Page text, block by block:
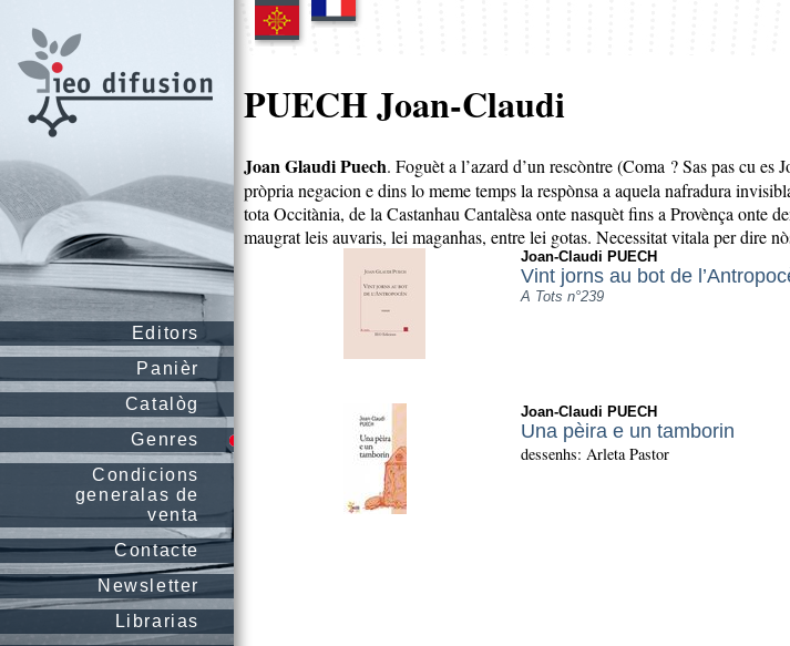
Editors
Panièr
Catalòg
Genres
Condicions
generalas de
venta
Contacte
Newsletter
Librarias
PUECH Joan-Claudi
Joan Glaudi Puech. Foguèt a l’azard d’un rescòntre (Coma ? Sas pas cu
prὸpria negacion e dins lo meme temps la respὸnsa a aquela nafradura
tota Occitània, de la Castanhau Cantalèsa onte nasquèt fins a Provènça onte
maugrat leis auvaris, lei maganhas, entre lei gotas. Necessitat vitala per dire
Joan-Claudi PUECH
Vint jorns au bot de
A Tots n°239
Joan-Claudi PUECH
Una pèira e un tamborin
dessenhs: Arleta Pastor